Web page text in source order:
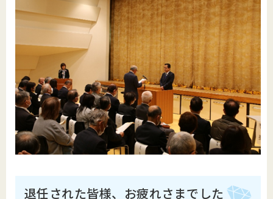
退任された皆様、お疲れさまでした